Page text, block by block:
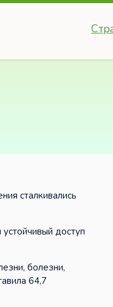
сталкивались
доступ
болезни,
64,7